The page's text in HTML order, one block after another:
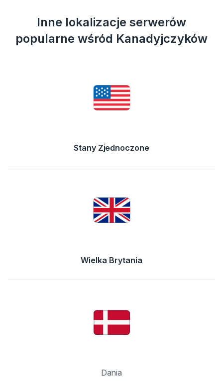
Inne lokalizacje serwerów
popularne wśród Kanadyjczyków
Stany Zjednoczone
Wielka Brytania
Dania